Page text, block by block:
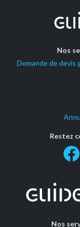
Nos
Demande de devis
Restez
Nos